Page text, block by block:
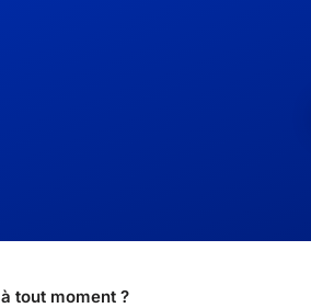
à tout moment ?